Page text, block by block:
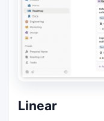
Linear